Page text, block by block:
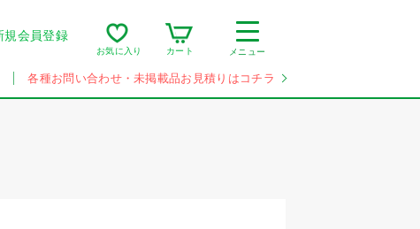
規会員登録
お気に入り カート メニュー
各種お問い合わせ・未掲載品お見積りはコチラ